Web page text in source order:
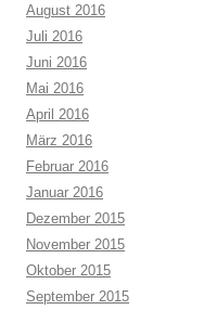
August 2016
Juli 2016
Juni 2016
Mai 2016
April 2016
März 2016
Februar 2016
Januar 2016
Dezember 2015
November 2015
Oktober 2015
September 2015